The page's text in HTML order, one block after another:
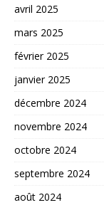
avril 2025
mars 2025
février 2025
janvier 2025
décembre 2024
novembre 2024
octobre 2024
septembre 2024
août 2024